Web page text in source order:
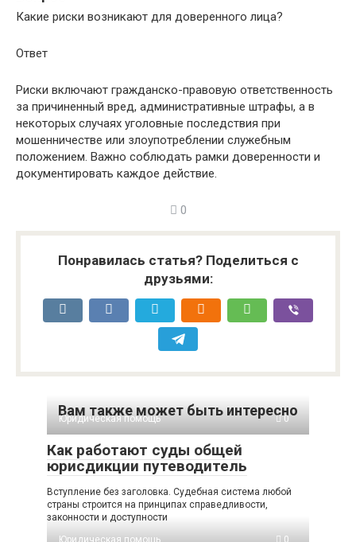
Какие риски возникают для доверенного лица?
Ответ
Риски включают гражданско-правовую ответственность
за причиненный вред, административные штрафы, а в
некоторых случаях уголовные последствия при
мошенничестве или злоупотреблении служебным
положением. Важно соблюдать рамки доверенности и
документировать каждое действие.
0
Понравилась статья? Поделиться с
друзьями:
Вам также может быть интересно
Юридическая помощь 0
Как работают суды общей
юрисдикции путеводитель
Вступление без заголовка. Судебная система любой
страны строится на принципах справедливости,
законности и доступности
Юридическая помощь
0